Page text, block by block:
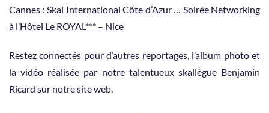
Cannes : Skal International Côte d’Azur … Soirée Networking
à l’Hôtel Le ROYAL*** – Nice
Restez connectés pour d’autres reportages, l’album photo et
la vidéo réalisée par notre talentueux skallègue Benjamin
Ricard sur notre site web.